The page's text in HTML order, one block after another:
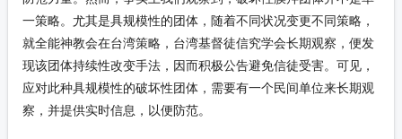
一策略。尤其是具规模性的团体，随着不同状况变更不同策略，
就全能神教会在台湾策略，台湾基督徒信究学会长期观察，便发
现该团体持续性改变手法，因而积极公告避免信徒受害。可见，
应对此种具规模性的破坏性团体，需要有一个民间单位来长期观
察，并提供实时信息，以便防范。